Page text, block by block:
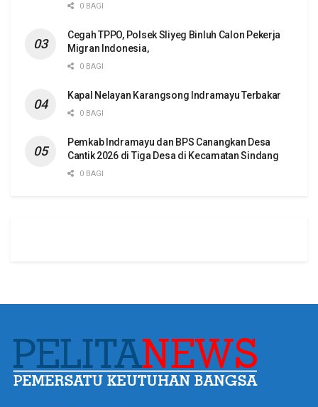
0 BAGI
Cegah TPPO, Polsek Sliyeg Binluh Calon Pekerja
Migran Indonesia,
0 BAGI
Kapal Nelayan Karangsong Indramayu Terbakar
0 BAGI
Pemkab Indramayu dan BPS Canangkan Desa
Cantik 2026 di Tiga Desa di Kecamatan Sindang
0 BAGI